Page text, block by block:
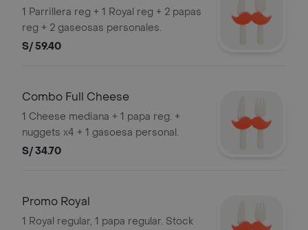
1 Parrillera reg + 1 Royal reg + 2 papas
reg + 2 gaseosas personales.
S/ 59.40
Combo Full Cheese
1 Cheese mediana + 1 papa reg. +
nuggets x4 + 1 gasoesa personal.
S/ 34.70
Promo Royal
1 Royal regular, 1 papa regular. Stock